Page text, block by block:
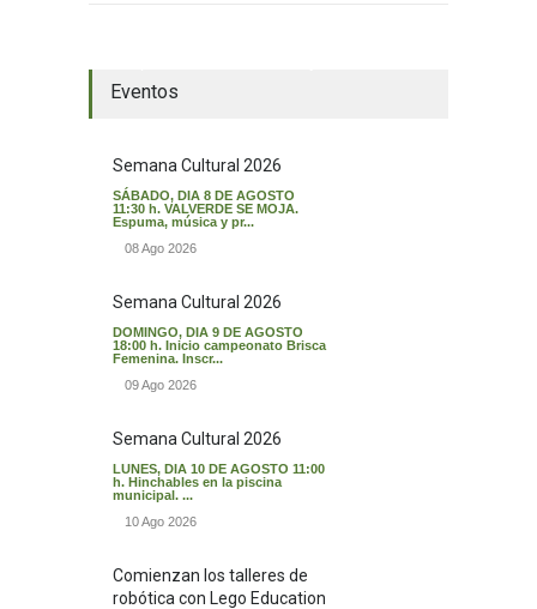
Eventos
Semana Cultural 2026
SÁBADO, DIA 8 DE AGOSTO
11:30 h. VALVERDE SE MOJA.
Espuma, música y pr...
08 Ago 2026
Semana Cultural 2026
DOMINGO, DIA 9 DE AGOSTO
18:00 h. Inicio campeonato Brisca
Femenina. Inscr...
09 Ago 2026
Semana Cultural 2026
LUNES, DIA 10 DE AGOSTO 11:00
h. Hinchables en la piscina
municipal. ...
10 Ago 2026
Comienzan los talleres de
robótica con Lego Education